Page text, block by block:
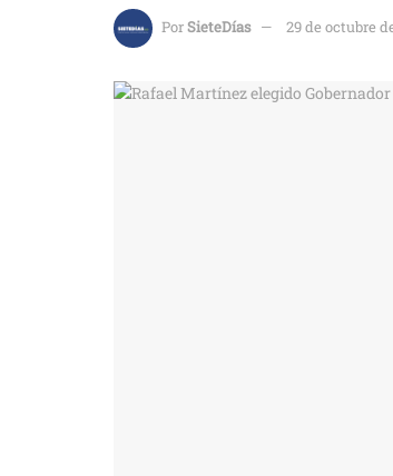
PorSieteDías 29 de octubre